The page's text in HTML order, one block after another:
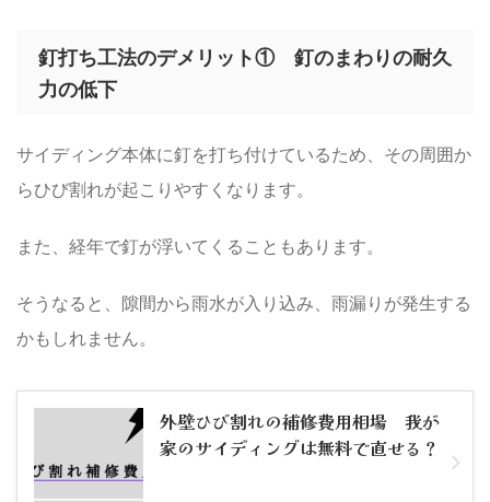
釘打ち工法のデメリット① 釘のまわりの耐久
力の低下
サイディング本体に釘を打ち付けているため、その周囲か
らひび割れが起こりやすくなります。
また、経年で釘が浮いてくることもあります。
そうなると、隙間から雨水が入り込み、雨漏りが発生する
かもしれません。
外壁ひび割れの補修費用相場 我が
家のサイディングは無料で直せる？